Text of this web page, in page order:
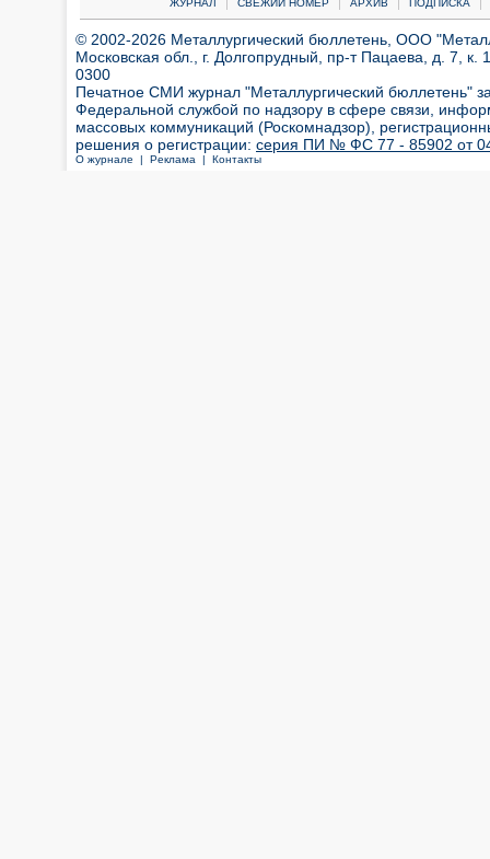
ЖУРНАЛ СВЕЖИЙ НОМЕР АРХИВ ПОДПИСКА
© 2002-2026 Металлургический бюллетень, ООО
Московская обл., г. Долгопрудный, пр-т Пацаева, д. 7,
0300
Печатное СМИ журнал "Металлургический бюллетень"
Федеральной службой по надзору в сфере связи,
массовых коммуникаций (Роскомнадзор),
решения о регистрации: серия ПИ № ФС 77 - 85902 от 04
О журнале | Реклама | Контакты